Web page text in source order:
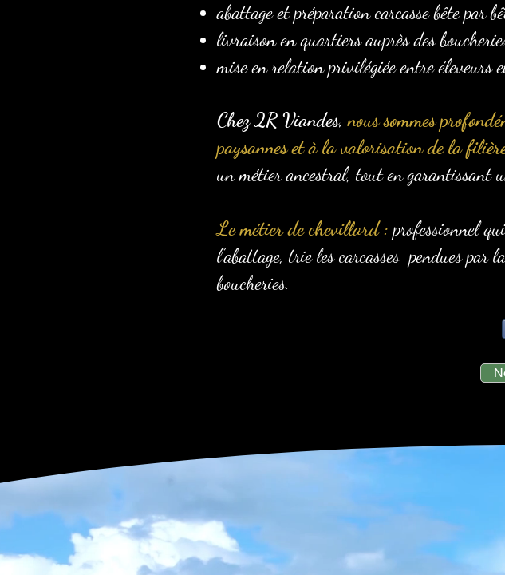
abattage et préparation carcasse bête par
livraison en quartiers auprès des
mise en relation privilégiée entre éleveurs
Chez 2R Viandes,nous sommes
paysannes et à la valorisation de la
un métier ancestral, tout en garantissant
Le métier de chevillard : professionnel
l’abattage, trie les carcasses pendues par
boucheries.